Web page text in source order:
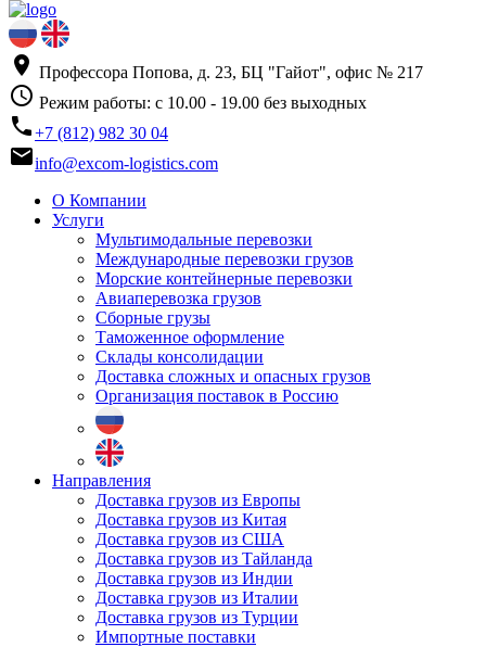
place Профессора Попова, д. 23, БЦ "Гайот", офис № 217
access_time Режим работы: с 10.00 - 19.00 без выходных
phone+7 (812) 982 30 04
emailinfo@excom-logistics.com
О Компании
Услуги
Мультимодальные перевозки
Международные перевозки грузов
Морские контейнерные перевозки
Авиаперевозка грузов
Сборные грузы
Таможенное оформление
Склады консолидации
Доставка сложных и опасных грузов
Организация поставок в Россию
Направления
Доставка грузов из Европы
Доставка грузов из Китая
Доставка грузов из США
Доставка грузов из Тайланда
Доставка грузов из Индии
Доставка грузов из Италии
Доставка грузов из Турции
Импортные поставки